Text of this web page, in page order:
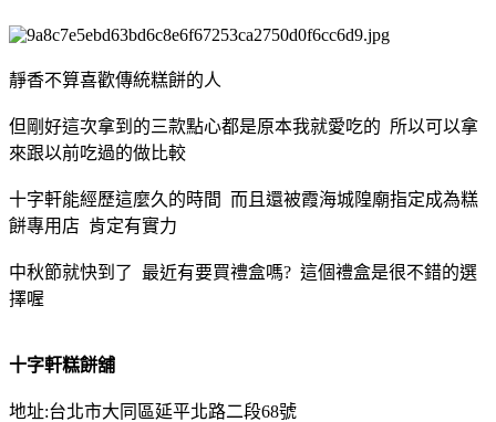
靜香不算喜歡傳統糕餅的人
但剛好這次拿到的三款點心都是原本我就愛吃的 所以可以拿
來跟以前吃過的做比較
十字軒能經歷這麼久的時間 而且還被霞海城隍廟指定成為糕
餅專用店 肯定有實力
中秋節就快到了 最近有要買禮盒嗎? 這個禮盒是很不錯的選
擇喔
十字軒糕餅舖
地址:台北市大同區延平北路二段68號